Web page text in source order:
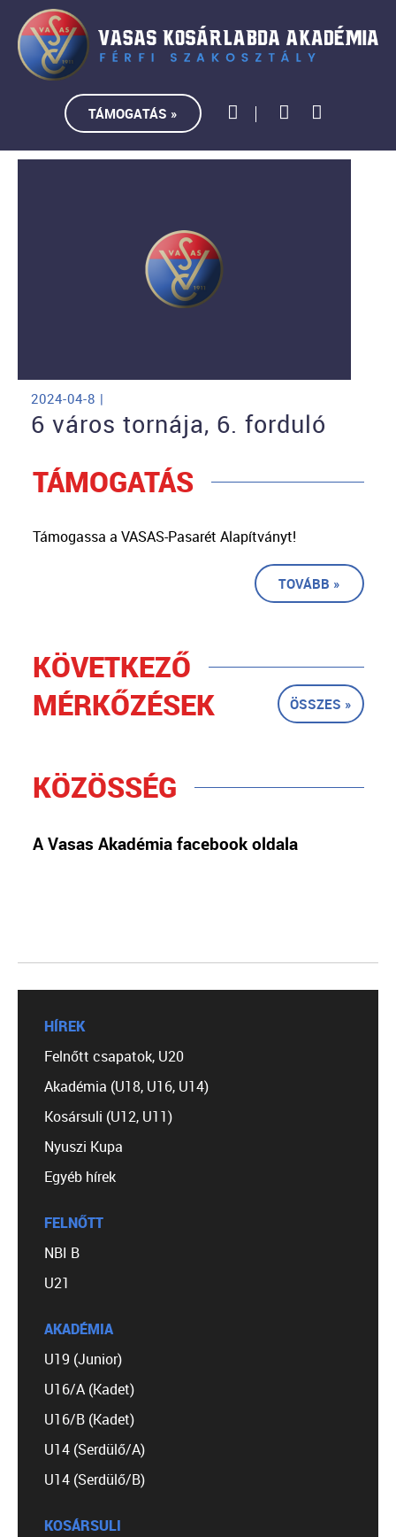
TÁMOGATÁS »
2024-04-8 |
6 város tornája, 6. forduló
TÁMOGATÁS
Támogassa a VASAS-Pasarét Alapítványt!
TOVÁBB »
KÖVETKEZŐ
MÉRKŐZÉSEK
ÖSSZES »
KÖZÖSSÉG
A Vasas Akadémia facebook oldala
HÍREK
Felnőtt csapatok, U20
Akadémia (U18, U16, U14)
Kosársuli (U12, U11)
Nyuszi Kupa
Egyéb hírek
FELNŐTT
NBI B
U21
AKADÉMIA
U19 (Junior)
U16/A (Kadet)
U16/B (Kadet)
U14 (Serdülő/A)
U14 (Serdülő/B)
KOSÁRSULI